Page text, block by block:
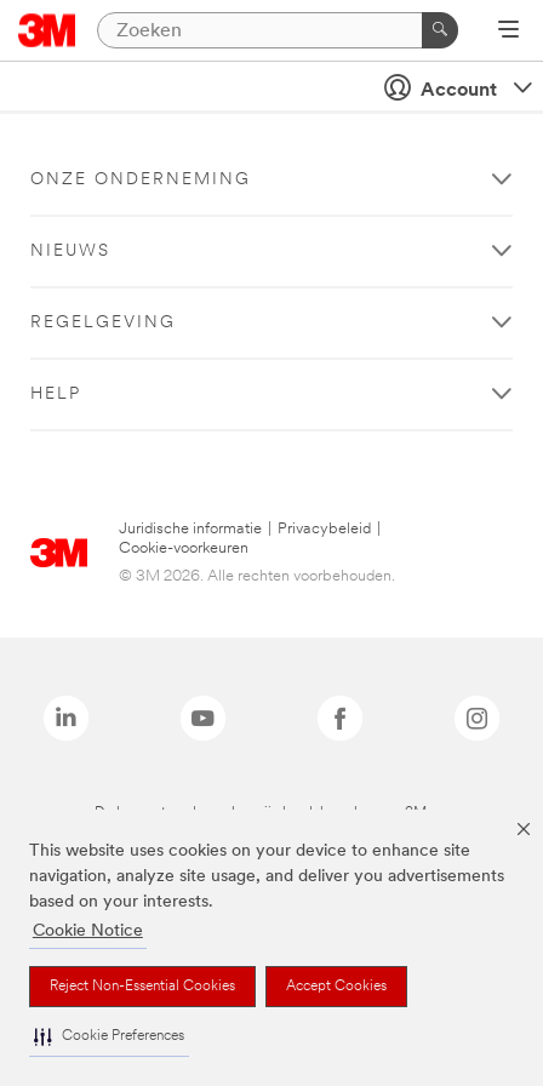
This website uses cookies on your device to enhance site
navigation, analyze site usage, and deliver you advertisements
based on your interests.
Cookie Notice
Reject Non-Essential Cookies Accept Cookies
Cookie Preferences
Account
ONZE ONDERNEMING
NIEUWS
REGELGEVING
HELP
Juridische informatie Privacybeleid
Cookie-voorkeuren
© 3M 2026. Alle rechten voorbehouden.
De bovenstaande merken zijn handelsmerken van 3M.we